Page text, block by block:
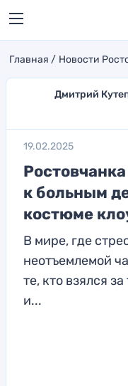
Главная Новости
Дмитрий
19.02.2025
к больным
костюме
В мире, где
неотъемлемой
те, кто взялся
и...